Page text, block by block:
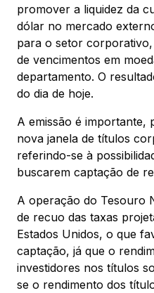
promover a liquidez da
dólar no mercado
para o setor
de vencimentos em
departamento. O
do dia de hoje.
A emissão é importante,
nova janela de títulos
referindo-se à
buscarem captação de
A operação do Tesouro
de recuo das taxas
Estados Unidos, o que
captação, já que o
investidores nos títulos
se o rendimento dos